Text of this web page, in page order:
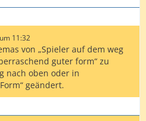
11:32
von „Spieler auf dem weg
guter form“ zu
nach oben oder in
geändert.